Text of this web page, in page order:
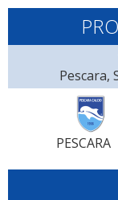
Pescara,
PESCARA